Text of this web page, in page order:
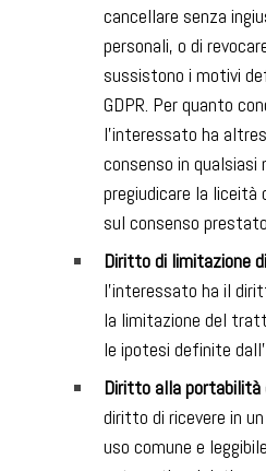
cancellare senza
personali, o di
sussistono i motivi
GDPR. Per quanto
l’interessato ha
consenso in qualsiasi
pregiudicare la
sul consenso
Diritto di limitazione
l’interessato ha il
la limitazione del
le ipotesi definite
Diritto alla portabilità
diritto di ricevere in
uso comune e